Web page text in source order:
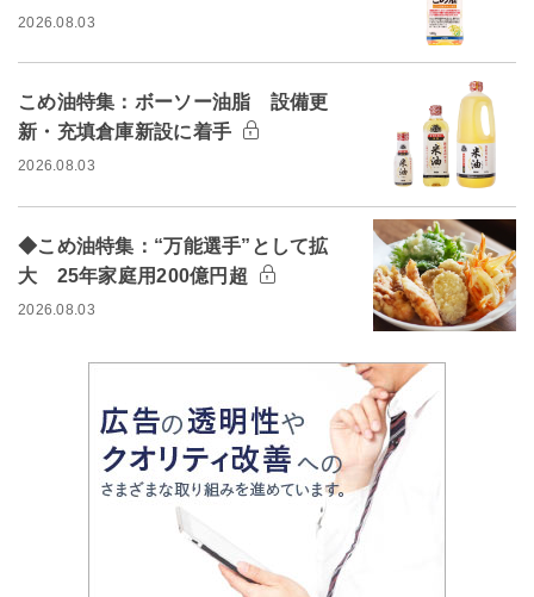
2026.08.03
こめ油特集：ボーソー油脂 設備更
新・充填倉庫新設に着手
2026.08.03
◆こめ油特集：“万能選手”として拡
大 25年家庭用200億円超
2026.08.03